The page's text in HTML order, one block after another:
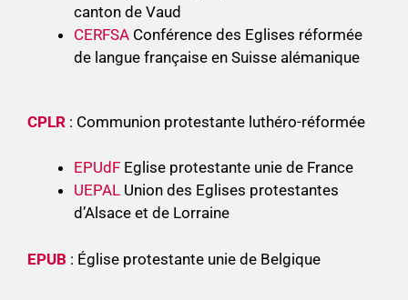
canton de Vaud
CERFSA Conférence des Eglises réformée
de langue française en Suisse alémanique
CPLR : Communion protestante luthéro-réformée
EPUdF Eglise protestante unie de France
UEPAL Union des Eglises protestantes
d’Alsace et de Lorraine
EPUB : Église protestante unie de Belgique